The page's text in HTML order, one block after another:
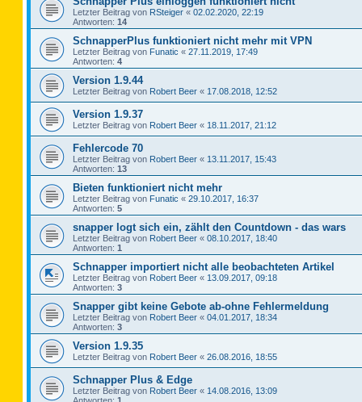
Letzter Beitrag von RSteiger « 02.02.2020, 22:19
Antworten: 14
SchnapperPlus funktioniert nicht mehr mit VPN
Letzter Beitrag von Funatic « 27.11.2019, 17:49
Antworten: 4
Version 1.9.44
Letzter Beitrag von Robert Beer « 17.08.2018, 12:52
Version 1.9.37
Letzter Beitrag von Robert Beer « 18.11.2017, 21:12
Fehlercode 70
Letzter Beitrag von Robert Beer « 13.11.2017, 15:43
Antworten: 13
Bieten funktioniert nicht mehr
Letzter Beitrag von Funatic « 29.10.2017, 16:37
Antworten: 5
snapper logt sich ein, zählt den Countdown - das wars
Letzter Beitrag von Robert Beer « 08.10.2017, 18:40
Antworten: 1
Schnapper importiert nicht alle beobachteten Artikel
Letzter Beitrag von Robert Beer « 13.09.2017, 09:18
Antworten: 3
Snapper gibt keine Gebote ab-ohne Fehlermeldung
Letzter Beitrag von Robert Beer « 04.01.2017, 18:34
Antworten: 3
Version 1.9.35
Letzter Beitrag von Robert Beer « 26.08.2016, 18:55
Schnapper Plus & Edge
Letzter Beitrag von Robert Beer « 14.08.2016, 13:09